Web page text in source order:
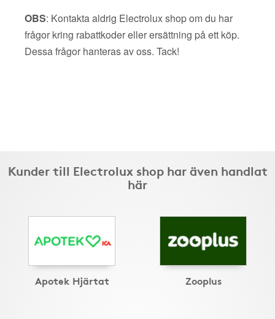
OBS: Kontakta aldrig Electrolux shop om du har
frågor kring rabattkoder eller ersättning på ett köp.
Dessa frågor hanteras av oss. Tack!
Kunder till Electrolux shop har även handlat
här
Apotek Hjärtat Zooplus